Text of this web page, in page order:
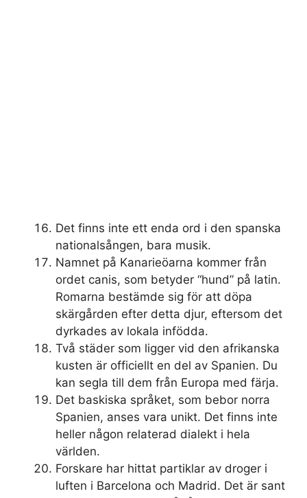
Det finns inte ett enda ord i den spanska
nationalsången, bara musik.
Namnet på Kanarieöarna kommer från
ordet canis, som betyder “hund” på latin.
Romarna bestämde sig för att döpa
skärgården efter detta djur, eftersom det
dyrkades av lokala infödda.
Två städer som ligger vid den afrikanska
kusten är officiellt en del av Spanien. Du
kan segla till dem från Europa med färja.
Det baskiska språket, som bebor norra
Spanien, anses vara unikt. Det finns inte
heller någon relaterad dialekt i hela
världen.
Forskare har hittat partiklar av droger i
luften i Barcelona och Madrid. Det är sant